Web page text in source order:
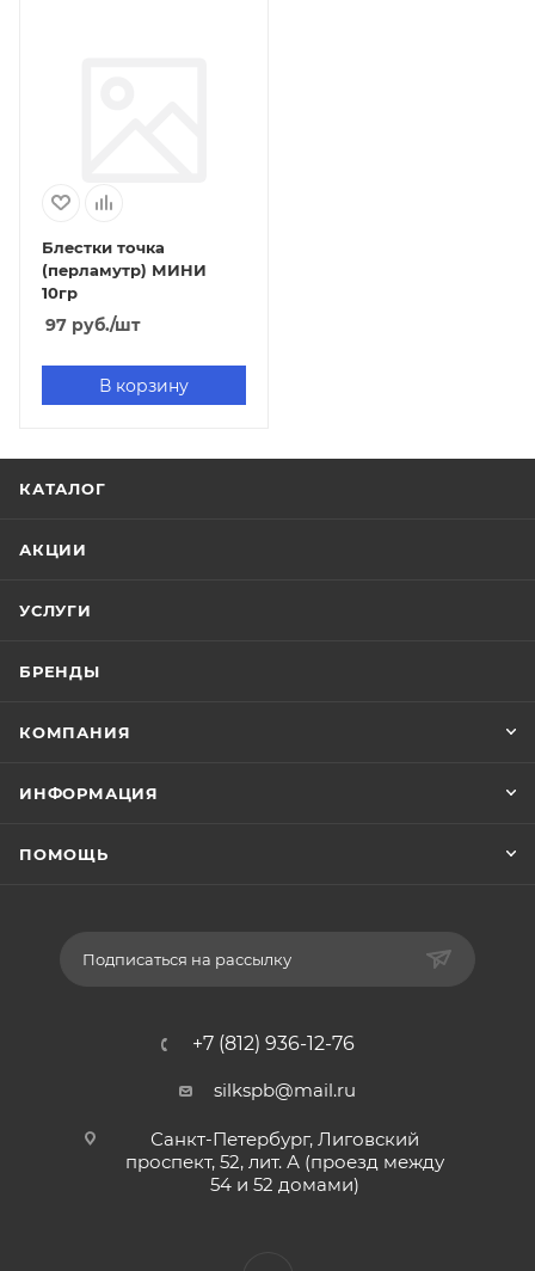
Блестки точка
(перламутр) МИНИ
10гр
97 руб./шт
В корзину
КАТАЛОГ
АКЦИИ
УСЛУГИ
БРЕНДЫ
КОМПАНИЯ
ИНФОРМАЦИЯ
ПОМОЩЬ
Подписаться на рассылку
+7 (812) 936-12-76
silkspb@mail.ru
Санкт-Петербург, Лиговский
проспект, 52, лит. А (проезд между
54 и 52 домами)